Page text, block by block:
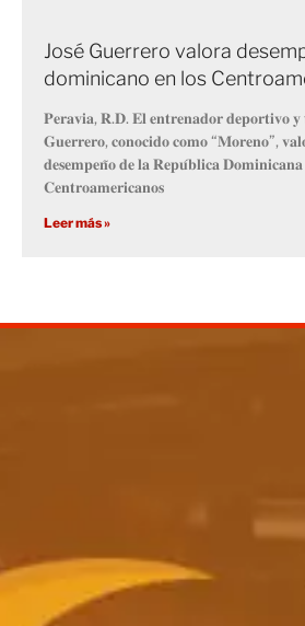
José Guerrero valora
dominicano en los
𝐏𝐞𝐫𝐚𝐯𝐢𝐚, 𝐑.𝐃. 𝐄𝐥 𝐞𝐧𝐭𝐫𝐞𝐧𝐚𝐝𝐨𝐫 𝐝𝐞𝐩𝐨𝐫𝐭𝐢𝐯𝐨 𝐲
𝐆𝐮𝐞𝐫𝐫𝐞𝐫𝐨, 𝐜𝐨𝐧𝐨𝐜𝐢𝐝𝐨 𝐜𝐨𝐦𝐨 “𝐌𝐨𝐫𝐞𝐧𝐨”,
𝐝𝐞𝐬𝐞𝐦𝐩𝐞𝐧̃𝐨 𝐝𝐞 𝐥𝐚 𝐑𝐞𝐩𝐮́𝐛𝐥𝐢𝐜𝐚 𝐃𝐨𝐦𝐢𝐧𝐢𝐜𝐚𝐧𝐚
𝐂𝐞𝐧𝐭𝐫𝐨𝐚𝐦𝐞𝐫𝐢𝐜𝐚𝐧𝐨𝐬
Leer más »